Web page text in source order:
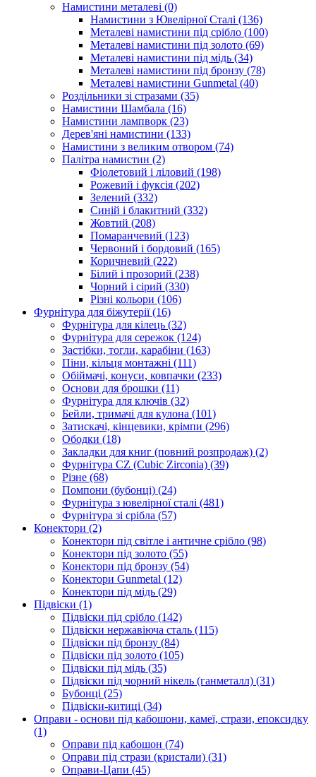
Намистини металеві (0)
Намистини з Ювелірної Сталі (136)
Металеві намистини під срібло (100)
Металеві намистини під золото (69)
Металеві намистини під мідь (34)
Металеві намистини під бронзу (78)
Металеві намистини Gunmetal (40)
Роздільники зі стразами (35)
Намистини Шамбала (16)
Намистини лампворк (23)
Дерев'яні намистини (133)
Намистини з великим отвором (74)
Палітра намистин (2)
Фіолетовий і ліловий (198)
Рожевий і фуксія (202)
Зелений (332)
Синій і блакитний (332)
Жовтий (208)
Помаранчевий (123)
Червоний і бордовий (165)
Коричневий (222)
Білий і прозорий (238)
Чорний і сірий (330)
Різні кольори (106)
Фурнітура для біжутерії(16)
Фурнітура для кілець (32)
Фурнітура для сережок (124)
Застібки, тогли, карабіни (163)
Піни, кільця монтажні (111)
Обіймачі, конуси, ковпачки (233)
Основи для брошки (11)
Фурнітура для ключів (32)
Бейли, тримачі для кулона (101)
Затискачі, кінцевики, крімпи (296)
Ободки (18)
Закладки для книг (повний розпродаж) (2)
Фурнітура CZ (Cubic Zirconia) (39)
Різне (68)
Помпони (бубонці) (24)
Фурнітура з ювелірної сталі (481)
Фурнітура зі срібла (57)
Конектори (2)
Конектори під світле і античне срібло (98)
Конектори під золото (55)
Конектори під бронзу (54)
Конектори Gunmetal (12)
Конектори під мідь (29)
Підвіски (1)
Підвіски під срібло (142)
Підвіски нержавіюча сталь (115)
Підвіски під бронзу (84)
Підвіски під золото (105)
Підвіски під мідь (35)
Підвіски під чорний нікель (ганметалл) (31)
Бубонці (25)
Підвіски-китиці (34)
Оправи - основи під кабошони, камеї, стрази, епоксидку
(1)
Оправи під кабошон (74)
Оправи під стрази (кристали) (31)
Оправи-Цапи (45)